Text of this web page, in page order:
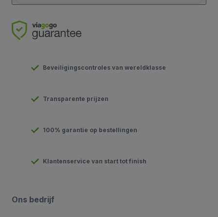
Beveiligingscontroles van wereldklasse
Transparente prijzen
100% garantie op bestellingen
Klantenservice van start tot finish
Ons bedrijf